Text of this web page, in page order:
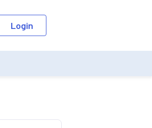
list will be updated as per the
Login